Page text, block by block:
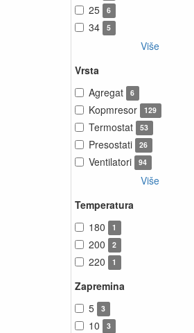
25 6
34 5
Više
Vrsta
Agregat
6
Kopmresor 129
Termostat 53
Presostati 26
Ventilatori 94
Više
Temperatura
180
1
200 2
220 1
Zapremina
5
3
10 3